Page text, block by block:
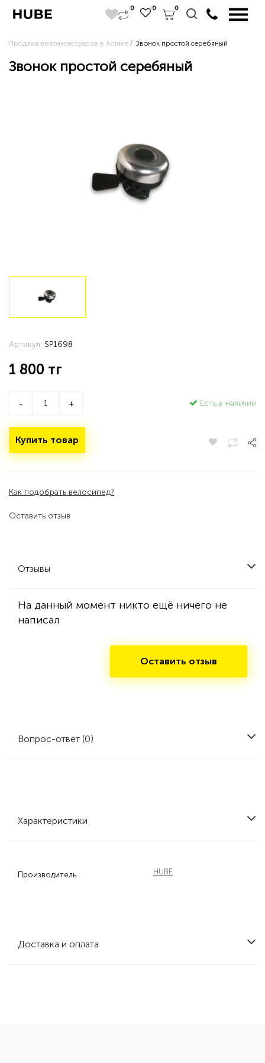
0 0 0
Продажа велоаксессуаров в Астане Звонок простой серебяный
Звонок простой серебяный
Оставить отзыв
Артикул: SP1698
1 800 тг
- + Есть в наличии
Купить товар
Как подобрать велосипед?
Отзывы
На данный момент никто ещё ничего не
написал
Оставить отзыв
Вопрос-ответ (0)
Характеристики
Производитель HUBE
Доставка и оплата